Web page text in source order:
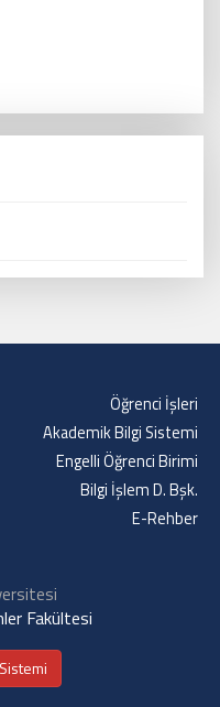
Öğrenci İşleri
Akademik Bilgi Sistemi
Engelli Öğrenci Birimi
Bilgi İşlem D. Bşk.
E-Rehber
Fakültesi